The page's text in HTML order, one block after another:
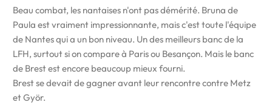
Beau combat, les nantaises n'ont pas démérité. Bruna de
Paula est vraiment impressionnante, mais c'est toute l'équipe
de Nantes qui a un bon niveau. Un des meilleurs banc de la
LFH, surtout si on compare à Paris ou Besançon. Mais le banc
de Brest est encore beaucoup mieux fourni.
Brest se devait de gagner avant leur rencontre contre Metz
et Györ.